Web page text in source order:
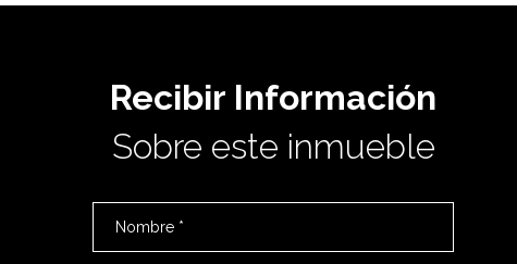
Recibir Información
Sobre este inmueble